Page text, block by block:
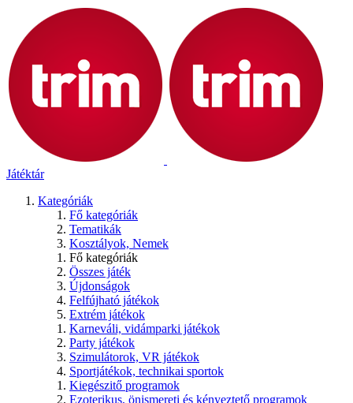
Játéktár
Kategóriák
Fő kategóriák
Tematikák
Kosztályok, Nemek
Fő kategóriák
Összes játék
Újdonságok
Felfújható játékok
Extrém játékok
Karneváli, vidámparki játékok
Party játékok
Szimulátorok, VR játékok
Sportjátékok, technikai sportok
Kiegészitő programok
Ezoterikus, önismereti és kényeztető programok